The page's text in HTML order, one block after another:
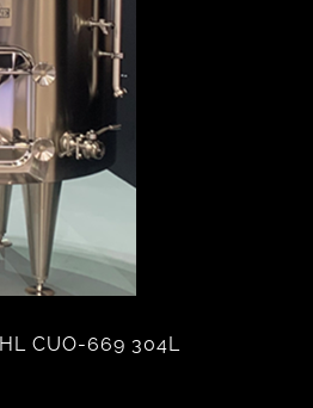
CUO-669 304L